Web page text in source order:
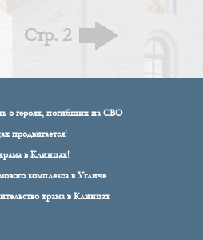
Стр. 2
о героях, погибших на СВО
продвигается!
в Клинцах!
комплекса в Угличе
храма в Клинцах